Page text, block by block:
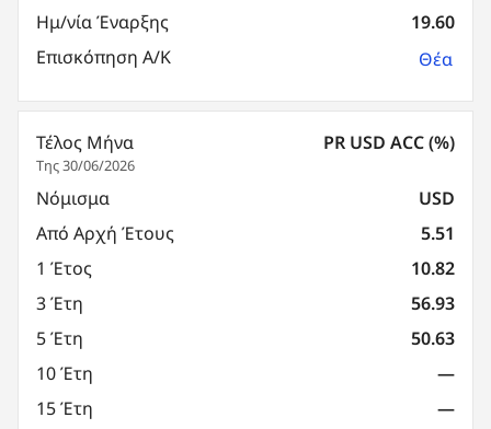
Ημ/νία Έναρξης
19.60
Επισκόπηση Α/Κ
Θέα
Τέλος Μήνα
Της 30/06/2026
PR USD ACC (%)
Νόμισμα
USD
Από Αρχή Έτους
5.51
1 Έτος
10.82
3 Έτη
56.93
5 Έτη
50.63
10 Έτη
—
15 Έτη
—